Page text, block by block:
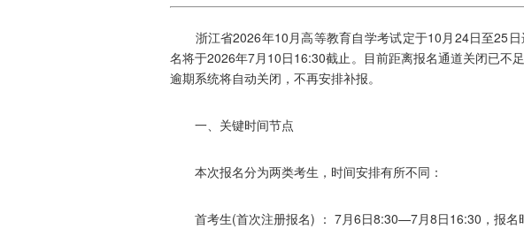
浙江省2026年10月高等教育自学考试定于10月24日至25日
名将于2026年7月10日16:30截止。目前距离报名通道关闭已不
逾期系统将自动关闭，不再安排补报。
一、关键时间节点
本次报名分为两类考生，时间安排有所不同：
首考生(首次注册报名) ： 7月6日8:30—7月8日16:30，报名